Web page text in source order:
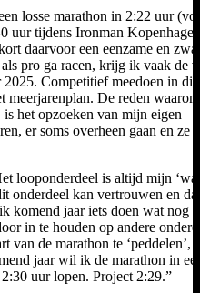
losse marathon in 2:22 uur
uur tijdens Ironman
daarvoor een eenzame en
pro ga racen, krijg ik vaak de
Competitief meedoen in dit
meerjarenplan. De reden
het opzoeken van mijn eigen
er soms overheen gaan en ze
looponderdeel is altijd mijn
onderdeel kan vertrouwen en
komend jaar iets doen wat nog
in te houden op andere
van de marathon te ‘peddelen’,
jaar wil ik de marathon in
uur lopen. Project 2:29.”